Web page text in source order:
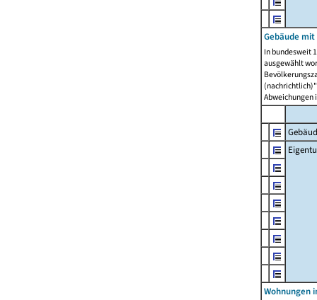
Gebäude
In bundesweit
ausgewählt
Abweichungen
Wohnungen